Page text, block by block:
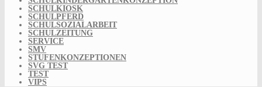
SCHULKIOSK
SCHULPFERD
SCHULSOZIALARBEIT
SCHULZEITUNG
SERVICE
SMV
STUFENKONZEPTIONEN
SVG TEST
TEST
VIPS